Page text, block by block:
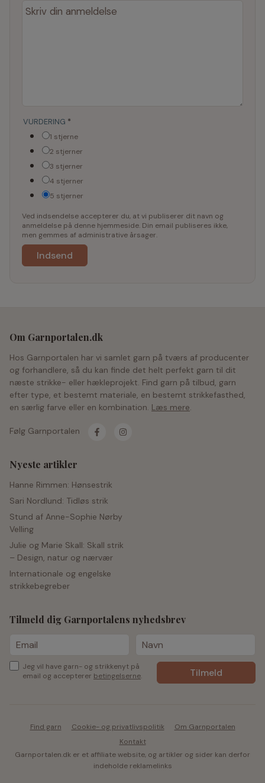
VURDERING *
1 stjerne
2 stjerner
3 stjerner
4 stjerner
5 stjerner
Ved indsendelse accepterer du, at vi publiserer dit navn og
anmeldelse på denne hjemmeside. Din email publiseres ikke,
men gemmes af administrative årsager.
Om Garnportalen.dk
Hos Garnportalen har vi samlet garn på tværs af producenter
og forhandlere, så du kan finde det helt perfekt garn til dit
næste strikke- eller hækleprojekt. Find garn på tilbud, garn
efter type, et bestemt materiale, en bestemt strikkefasthed,
en særlig farve eller en kombination. Læs mere.
Følg Garnportalen
Nyeste artikler
Hanne Rimmen: Hønsestrik
Sari Nordlund: Tidløs strik
Stund af Anne-Sophie Nørby
Velling
Julie og Marie Skall: Skall strik
– Design, natur og nærvær
Internationale og engelske
strikkebegreber
Tilmeld dig Garnportalens nyhedsbrev
Jeg vil have garn- og strikkenyt på
email og accepterer betingelserne.
Find garn Cookie- og privatlivspolitik
Om Garnportalen
Kontakt
Garnportalen.dk er et affiliate website, og artikler og sider kan derfor
indeholde reklamelinks